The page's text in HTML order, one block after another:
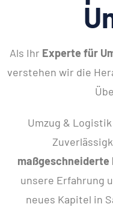
Als Ihr Experte für
verstehen wir die
Umzug &
maßgeschneiderte
unsere Erfahrung
neues Kapitel in